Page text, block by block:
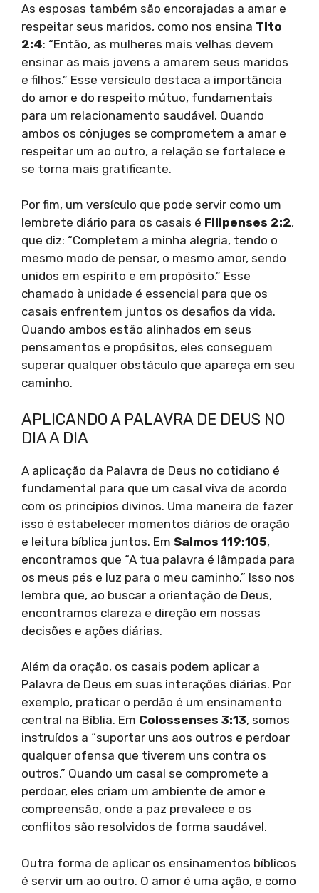
As esposas também são encorajadas a amar e
respeitar seus maridos, como nos ensina Tito
2:4: “Então, as mulheres mais velhas devem
ensinar as mais jovens a amarem seus maridos
e filhos.” Esse versículo destaca a importância
do amor e do respeito mútuo, fundamentais
para um relacionamento saudável. Quando
ambos os cônjuges se comprometem a amar e
respeitar um ao outro, a relação se fortalece e
se torna mais gratificante.
Por fim, um versículo que pode servir como um
lembrete diário para os casais é Filipenses 2:2,
que diz: “Completem a minha alegria, tendo o
mesmo modo de pensar, o mesmo amor, sendo
unidos em espírito e em propósito.” Esse
chamado à unidade é essencial para que os
casais enfrentem juntos os desafios da vida.
Quando ambos estão alinhados em seus
pensamentos e propósitos, eles conseguem
superar qualquer obstáculo que apareça em seu
caminho.
APLICANDO A PALAVRA DE DEUS NO
DIA A DIA
A aplicação da Palavra de Deus no cotidiano é
fundamental para que um casal viva de acordo
com os princípios divinos. Uma maneira de fazer
isso é estabelecer momentos diários de oração
e leitura bíblica juntos. Em Salmos 119:105,
encontramos que “A tua palavra é lâmpada para
os meus pés e luz para o meu caminho.” Isso nos
lembra que, ao buscar a orientação de Deus,
encontramos clareza e direção em nossas
decisões e ações diárias.
Além da oração, os casais podem aplicar a
Palavra de Deus em suas interações diárias. Por
exemplo, praticar o perdão é um ensinamento
central na Bíblia. Em Colossenses 3:13, somos
instruídos a “suportar uns aos outros e perdoar
qualquer ofensa que tiverem uns contra os
outros.” Quando um casal se compromete a
perdoar, eles criam um ambiente de amor e
compreensão, onde a paz prevalece e os
conflitos são resolvidos de forma saudável.
Outra forma de aplicar os ensinamentos bíblicos
é servir um ao outro. O amor é uma ação, e como